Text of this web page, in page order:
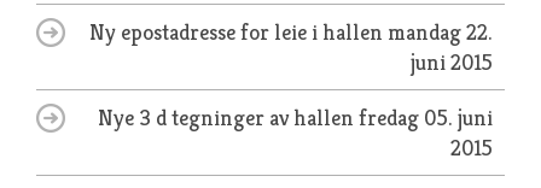
Ny epostadresse for leie i hallen mandag 22.
juni 2015
Nye 3 d tegninger av hallen fredag 05. juni
2015